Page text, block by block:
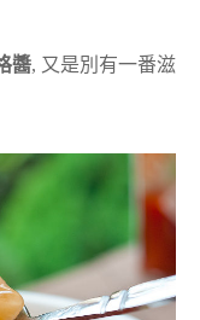
醬, 又是別有一番滋